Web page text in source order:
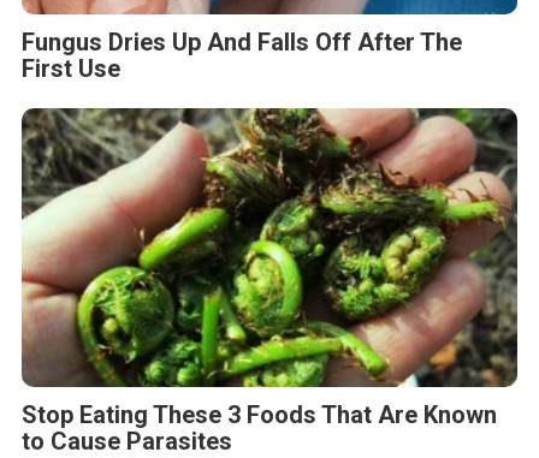
Fungus Dries Up And Falls Off After The
First Use
Stop Eating These 3 Foods That Are Known
to Cause Parasites